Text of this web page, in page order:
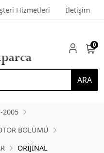
Hizmetleri İletişim
ARA
0
2005
BÖLÜMÜ
ORİJİNAL